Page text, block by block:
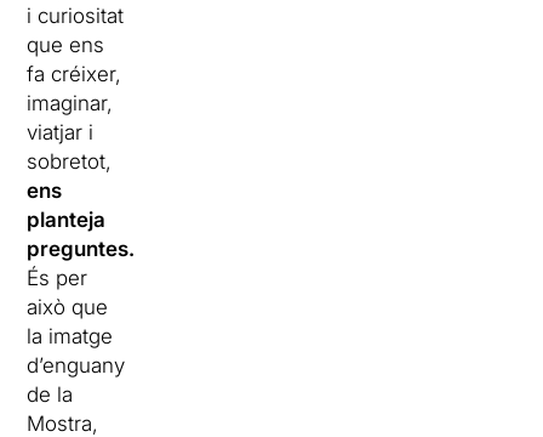
i curiositat
que ens
fa créixer,
imaginar,
viatjar i
sobretot,
ens
planteja
preguntes.
És per
això que
la imatge
d’enguany
de la
Mostra,